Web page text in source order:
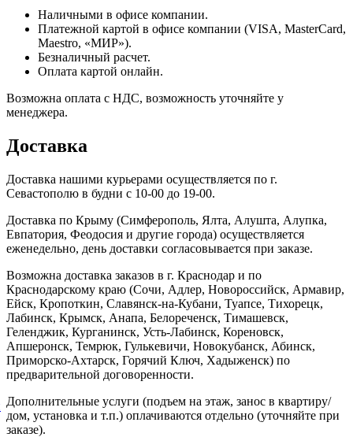
Наличными в офисе компании.
Платежной картой в офисе компании (VISA, MasterCard,
Maestro, «МИР»).
Безналичный расчет.
Оплата картой онлайн.
Возможна оплата с НДС, возможность уточняйте у
менеджера.
Доставка
Доставка нашими курьерами осуществляется по г.
Севастополю в будни с 10-00 до 19-00.
Доставка по Крыму (Симферополь, Ялта, Алушта, Алупка,
Евпатория, Феодосия и другие города) осуществляется
еженедельно, день доставки согласовывается при заказе.
Возможна доставка заказов в г. Краснодар и по
Краснодарскому краю (Сочи, Адлер, Новороссийск, Армавир,
Ейск, Кропоткин, Славянск-на-Кубани, Туапсе, Тихорецк,
Лабинск, Крымск, Анапа, Белореченск, Тимашевск,
Геленджик, Курганинск, Усть-Лабинск, Кореновск,
Апшеронск, Темрюк, Гулькевичи, Новокубанск, Абинск,
Приморско-Ахтарск, Горячий Ключ, Хадыженск) по
предварительной договоренности.
Дополнительные услуги (подъем на этаж, занос в квартиру/
дом, установка и т.п.) оплачиваются отдельно (уточняйте при
заказе).